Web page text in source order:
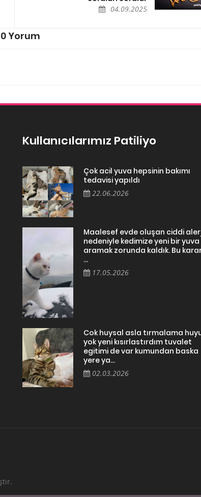
04.09.2025
0 Yorum
Kullanıcılarımız Patiliyo
Çok acil yuva hepsinin bakımı
tedavisi yapıldı
22.06.2026
Maalesef evde oluşan ciddi
nedeniyle kedimize yeni bir yuva
aramak zorunda kaldık. Bu
...
17.05.2026
Cok huysal asla tırmalama
yok yeni kısırlastırdım tuvalet
egitimi de var kumundan baska
yere ya...
02.03.2026